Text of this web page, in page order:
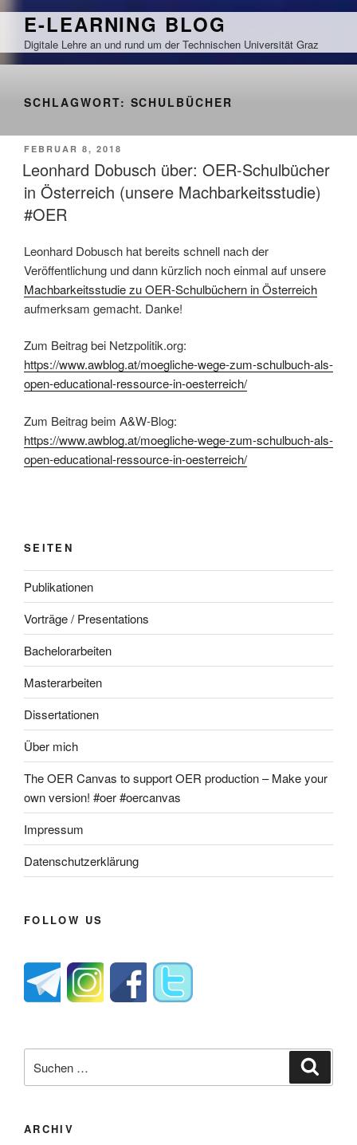
Zum
springen
E-LEARNING BLOG
Digitale Lehre an und rund um der Technischen Universität Graz
SCHLAGWORT: SCHULBÜCHER
VERÖFFENTLICHT
AM
FEBRUAR 8, 2018
Leonhard Dobusch über: OER-Schulbücher
in Österreich (unsere Machbarkeitsstudie)
#OER
Leonhard Dobusch hat bereits schnell nach der
Veröffentlichung und dann kürzlich noch einmal auf unsere
Machbarkeitsstudie zu OER-Schulbüchern in Österreich
aufmerksam gemacht. Danke!
Zum Beitrag bei Netzpolitik.org:
https://www.awblog.at/moegliche-wege-zum-schulbuch-als-
open-educational-ressource-in-oesterreich/
Zum Beitrag beim A&W-Blog:
https://www.awblog.at/moegliche-wege-zum-schulbuch-als-
open-educational-ressource-in-oesterreich/
SEITEN
Publikationen
Vorträge / Presentations
Bachelorarbeiten
Masterarbeiten
Dissertationen
Über mich
The OER Canvas to support OER production – Make your
own version! #oer #oercanvas
Impressum
Datenschutzerklärung
FOLLOW US
nach:
ARCHIV